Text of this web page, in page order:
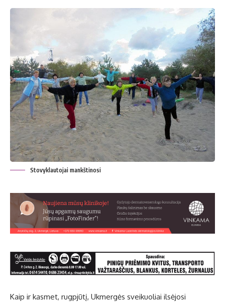
Stovyklautojai mankštinosi
Kaip ir kasmet, rugpjūtį, Ukmergės sveikuoliai ilsėjosi